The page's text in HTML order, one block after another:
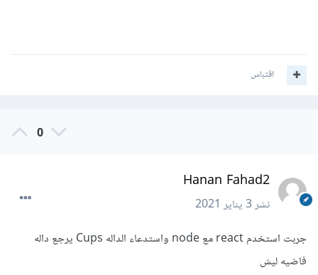
اقتباس
0
Hanan Fahad2
نشر3 يناير 2021
جربت استخدم react مع node واستدعاء الداله Cups يرجع داله
فاضيه ليش